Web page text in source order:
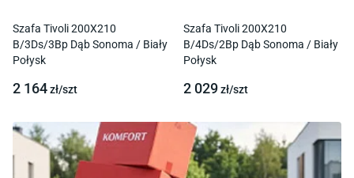
Szafa Tivoli 200X210
B/3Ds/3Bp Dąb Sonoma / Biały
Połysk
2 164zł/szt
Szafa Tivoli 200X210
B/4Ds/2Bp Dąb Sonoma / Biały
Połysk
2 029zł/szt